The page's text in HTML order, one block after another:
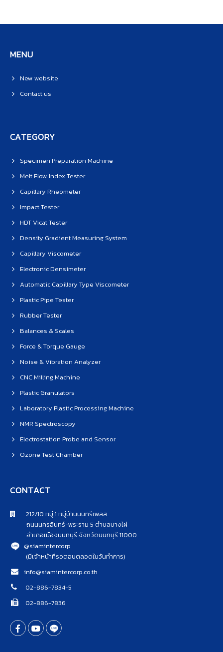
MENU
New website
Contact us
CATEGORY
Specimen Preparation Machine
Melt Flow Index Tester
Capillary Rheometer
Impact Tester
HDT Vicat Tester
Density Gradient Measuring System
Capillary Viscometer
Electronic Densimeter
Automatic Capillary Type Viscometer
Plastic Pipe Tester
Rubber Tester
Balances & Scales
Force & Torque Gauge
Noise & Vibration Analyzer
CNC Milling Machine
Plastic Granulators
Laboratory Plastic Processing Machine
NMR Spectroscopy
Electrostation Probe and Sensor
Ozone Test Chamber
CONTACT
212/10 หมู่ 1 หมู่บ้านนนทรีเพลส
ถนนนครอินทร์-พระราม 5 ตำบลบางไผ่
อำเภอเมืองนนทบุรี จังหวัดนนทบุรี 11000
@siamintercorp
(มีเจ้าหน้าที่รอตอบตลอดในวันทำการ)
info@siamintercorp.co.th
02-886-7834-5
02-886-7836